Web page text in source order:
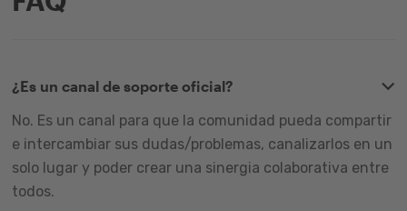
¿Es un canal de soporte oficial?
No. Es un canal para que la comunidad pueda compartir
e intercambiar sus dudas/problemas, canalizarlos en un
solo lugar y poder crear una sinergia colaborativa entre
todos.